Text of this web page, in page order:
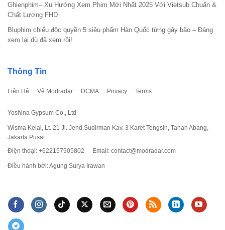
Ghienphim– Xu Hướng Xem Phim Mới Nhất 2025 Với Vietsub Chuẩn &
Chất Lượng FHD
Bluphim chiếu độc quyền 5 siêu phẩm Hàn Quốc từng gây bão – Đáng
xem lại dù đã xem rồi!
Thông Tin
Liên Hệ Về Modradar DCMA Privacy Terms
Yoshina Gypsum Co., Ltd
Wisma Keiai, Lt. 21 Jl. Jend.Sudirman Kav. 3 Karet Tengsin, Tanah Abang,
Jakarta Pusat
Điện thoại: +622157905802
Email: contact@modradar.com
Điều hành bởi: Agung Surya Irawan